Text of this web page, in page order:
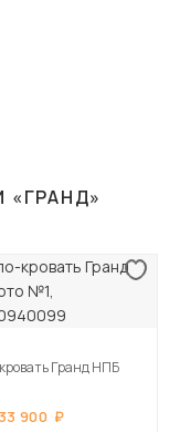
«ГРАНД»
Гранд НПБ
33 900